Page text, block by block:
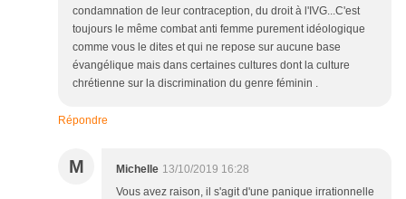
condamnation de leur contraception, du droit à l'IVG...C'est
toujours le même combat anti femme purement idéologique
comme vous le dites et qui ne repose sur aucune base
évangélique mais dans certaines cultures dont la culture
chrétienne sur la discrimination du genre féminin .
Répondre
M Michelle 13/10/2019 16:28
Vous avez raison, il s'agit d'une panique irrationnelle